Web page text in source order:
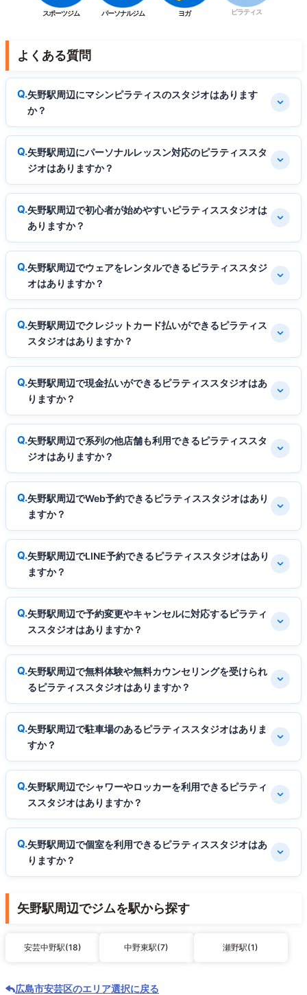
スポーツジム パーソナルジム ヨガ ピラティス
よくある質問
矢野駅周辺にマシンピラティスのスタジオはあります
か？
矢野駅周辺にパーソナルレッスン対応のピラティススタ
ジオはありますか？
矢野駅周辺で初心者が始めやすいピラティススタジオは
ありますか？
矢野駅周辺でウェアをレンタルできるピラティススタジ
オはありますか？
矢野駅周辺でクレジットカード払いができるピラティス
スタジオはありますか？
矢野駅周辺で現金払いができるピラティススタジオはあ
りますか？
矢野駅周辺で系列の他店舗も利用できるピラティススタ
ジオはありますか？
矢野駅周辺でWeb予約できるピラティススタジオはあり
ますか？
矢野駅周辺でLINE予約できるピラティススタジオはあり
ますか？
矢野駅周辺で予約変更やキャンセルに対応するピラティ
ススタジオはありますか？
矢野駅周辺で無料体験や無料カウンセリングを受けられ
るピラティススタジオはありますか？
矢野駅周辺で駐車場のあるピラティススタジオはありま
すか？
矢野駅周辺でシャワーやロッカーを利用できるピラティ
ススタジオはありますか？
矢野駅周辺で個室を利用できるピラティススタジオはあ
りますか？
矢野駅周辺でジムを駅から探す
安芸中野駅(18) 中野東駅(7) 瀬野駅(1)
広島市安芸区のエリア選択に戻る